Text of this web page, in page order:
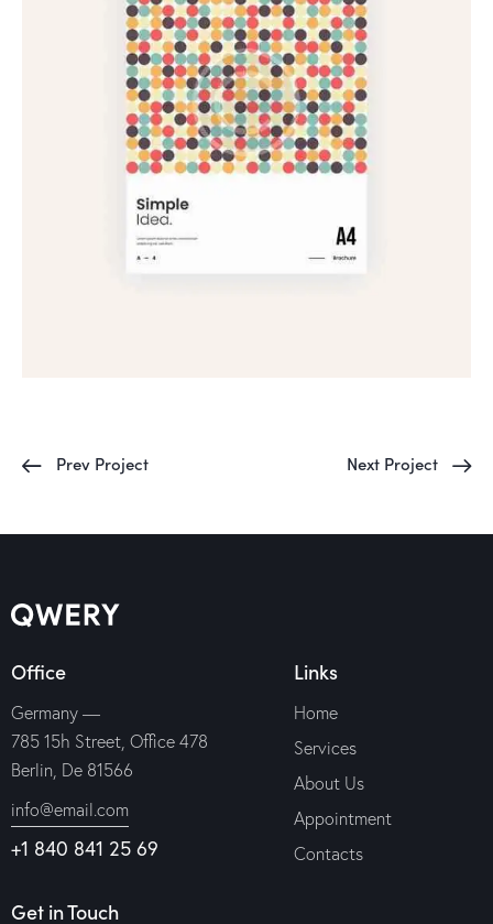
Prev Project Next Project
Office
Germany —
785 15h Street, Office 478
Berlin, De 81566
info@email.com
+1 840 841 25 69
Links
Home
Services
About Us
Appointment
Contacts
Get in Touch